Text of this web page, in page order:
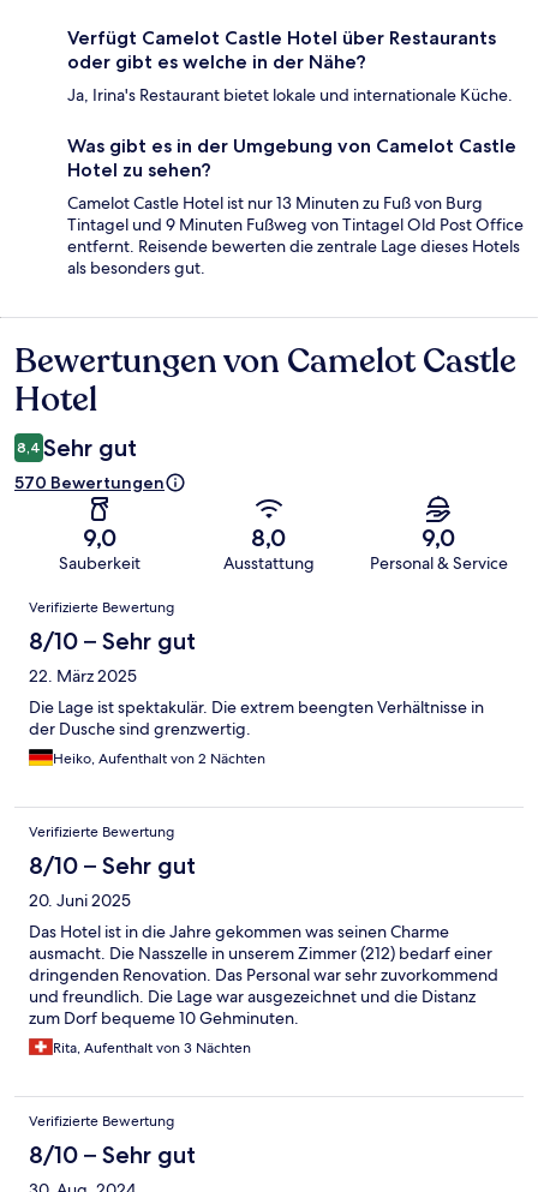
Verfügt Camelot Castle Hotel über Restaurants
oder gibt es welche in der Nähe?
Ja, Irina's Restaurant bietet lokale und internationale Küche.
Was gibt es in der Umgebung von Camelot Castle
Hotel zu sehen?
Camelot Castle Hotel ist nur 13 Minuten zu Fuß von Burg
Tintagel und 9 Minuten Fußweg von Tintagel Old Post Office
entfernt. Reisende bewerten die zentrale Lage dieses Hotels
als besonders gut.
Bewertungen
Bewertungen von Camelot Castle
Hotel
8,4 Sehr gut
570 Bewertungen
9,0
Sauberkeit
8,0
Ausstattung
9,0
Personal & Service
Bewertungen
Verifizierte Bewertung
8/10 – Sehr gut
22. März 2025
Die Lage ist spektakulär. Die extrem beengten Verhältnisse in
der Dusche sind grenzwertig.
Heiko, Aufenthalt von 2 Nächten
Verifizierte Bewertung
8/10 – Sehr gut
20. Juni 2025
Das Hotel ist in die Jahre gekommen was seinen Charme
ausmacht. Die Nasszelle in unserem Zimmer (212) bedarf einer
dringenden Renovation. Das Personal war sehr zuvorkommend
und freundlich. Die Lage war ausgezeichnet und die Distanz
zum Dorf bequeme 10 Gehminuten.
Rita, Aufenthalt von 3 Nächten
Verifizierte Bewertung
8/10 – Sehr gut